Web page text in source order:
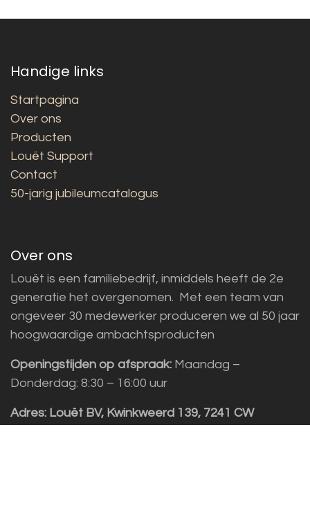
Handige links
Startpagina
Over ons
Producten
Louët Support
Contact
50-jarig jubileumcatalogus
Over ons
Louët is een familiebedrijf, inmiddels heeft de 2e
generatie het overgenomen. Met een team van
ongeveer 30 medewerker produceren we al 50 jaar
hoogwaardige ambachtsproducten
Openingstijden op afspraak: Maandag –
Donderdag: 8:30 – 16:00 uur
Adres: Louët BV, Kwinkweerd 139, 7241 CW